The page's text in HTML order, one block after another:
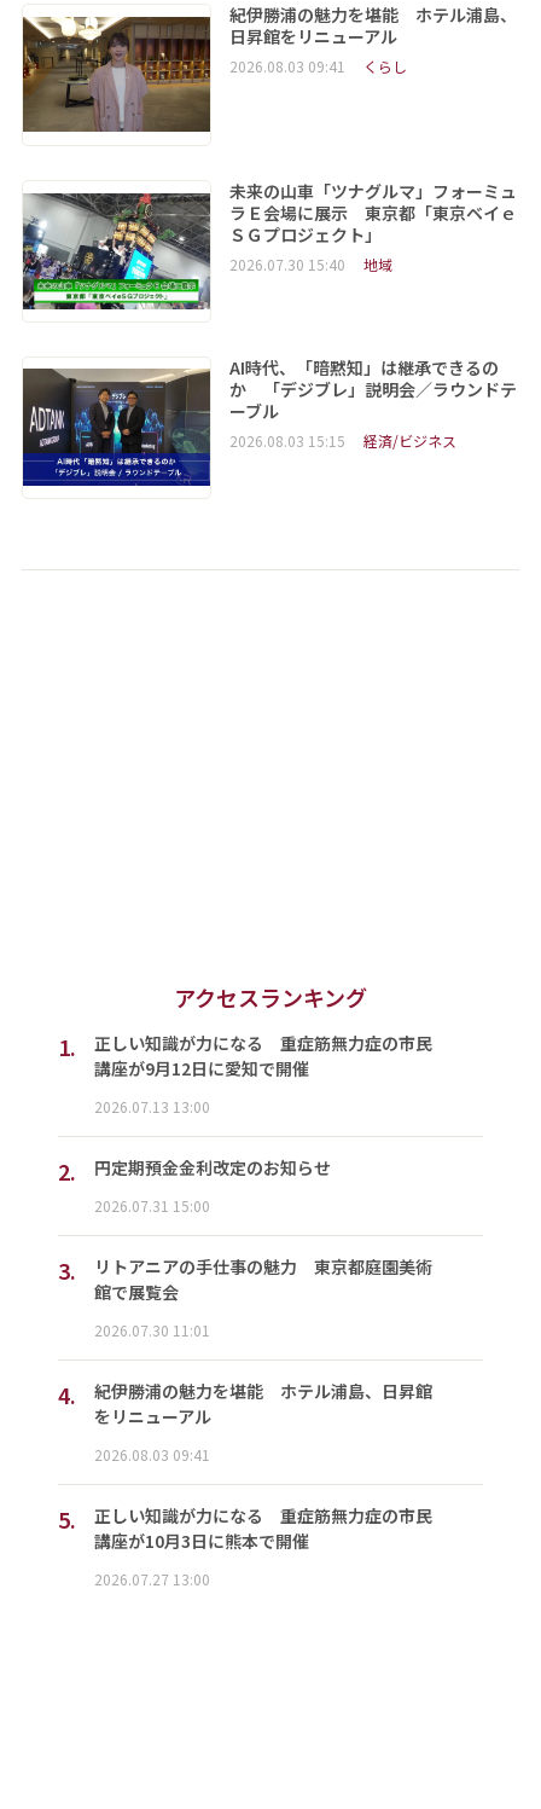
紀伊勝浦の魅力を堪能 ホテル浦島、
日昇館をリニューアル
2026.08.03 09:41 くらし
未来の山車「ツナグルマ」フォーミュ
ラＥ会場に展示 東京都「東京ベイｅ
ＳＧプロジェクト」
2026.07.30 15:40 地域
AI時代、「暗黙知」は継承できるの
か 「デジブレ」説明会／ラウンドテ
ーブル
2026.08.03 15:15 経済/ビジネス
アクセスランキング
1.
正しい知識が力になる 重症筋無力症の市民
講座が9月12日に愛知で開催
2026.07.13 13:00
2. 円定期預金金利改定のお知らせ
2026.07.31 15:00
3.
リトアニアの手仕事の魅力 東京都庭園美術
館で展覧会
2026.07.30 11:01
4.
紀伊勝浦の魅力を堪能 ホテル浦島、日昇館
をリニューアル
2026.08.03 09:41
5.
正しい知識が力になる 重症筋無力症の市民
講座が10月3日に熊本で開催
2026.07.27 13:00